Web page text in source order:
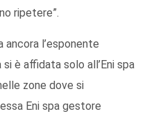
ripetere”.
ancora l’esponente
è affidata solo all’Eni spa
zone dove si
Eni spa gestore